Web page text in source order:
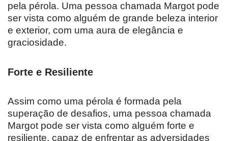
pela pérola. Uma pessoa chamada Margot pode
ser vista como alguém de grande beleza interior
e exterior, com uma aura de elegância e
graciosidade.
Forte e Resiliente
Assim como uma pérola é formada pela
superação de desafios, uma pessoa chamada
Margot pode ser vista como alguém forte e
resiliente, capaz de enfrentar as adversidades